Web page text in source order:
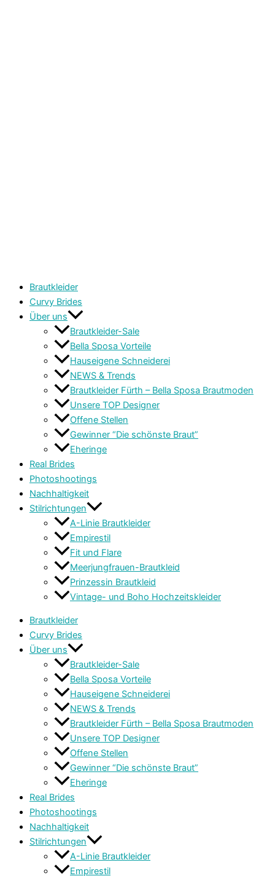
Brautkleider
Curvy Brides
Über uns
Brautkleider-Sale
Bella Sposa Vorteile
Hauseigene Schneiderei
NEWS & Trends
Brautkleider Fürth – Bella Sposa Brautmoden
Unsere TOP Designer
Offene Stellen
Gewinner “Die schönste Braut”
Eheringe
Real Brides
Photoshootings
Nachhaltigkeit
Stilrichtungen
A-Linie Brautkleider
Empirestil
Fit und Flare
Meerjungfrauen-Brautkleid
Prinzessin Brautkleid
Vintage- und Boho Hochzeitskleider
Brautkleider
Curvy Brides
Über uns
Brautkleider-Sale
Bella Sposa Vorteile
Hauseigene Schneiderei
NEWS & Trends
Brautkleider Fürth – Bella Sposa Brautmoden
Unsere TOP Designer
Offene Stellen
Gewinner “Die schönste Braut”
Eheringe
Real Brides
Photoshootings
Nachhaltigkeit
Stilrichtungen
A-Linie Brautkleider
Empirestil